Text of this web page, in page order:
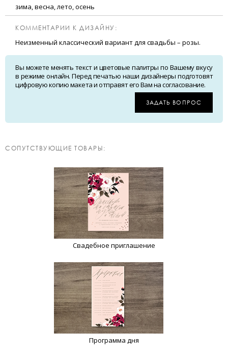
зима, весна, лето, осень
КОММЕНТАРИИ К ДИЗАЙНУ:
Неизменный классический вариант для свадьбы – розы.
Вы можете менять текст и цветовые палитры по Вашему вкусу
в режиме онлайн. Перед печатью наши дизайнеры подготовят
цифровую копию макета и отправят его Вам на согласование.
ЗАДАТЬ ВОПРОС
CОПУТСТВУЮЩИЕ ТОВАРЫ:
Свадебное приглашение
Программа дня